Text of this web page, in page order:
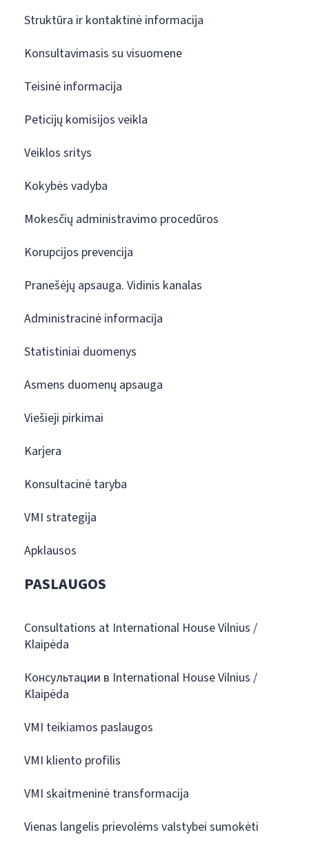
Struktūra ir kontaktinė informacija
Konsultavimasis su visuomene
Teisinė informacija
Peticijų komisijos veikla
Veiklos sritys
Kokybės vadyba
Mokesčių administravimo procedūros
Korupcijos prevencija
Pranešėjų apsauga. Vidinis kanalas
Administracinė informacija
Statistiniai duomenys
Asmens duomenų apsauga
Viešieji pirkimai
Karjera
Konsultacinė taryba
VMI strategija
Apklausos
PASLAUGOS
Consultations at International House Vilnius /
Klaipėda
Консультации в International House Vilnius /
Klaipėda
VMI teikiamos paslaugos
VMI kliento profilis
VMI skaitmeninė transformacija
Vienas langelis prievolėms valstybei sumokėti